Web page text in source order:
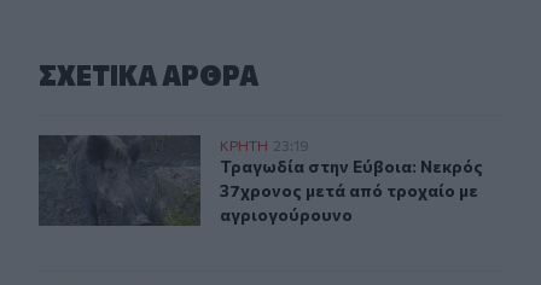
ΣΧΕΤΙΚA AΡΘΡΑ
Τραγωδία στην Εύβοια: Νεκρός 37χρονος μετά από
ΚΡΗΤΗ 23:19
Τραγωδία στην Εύβοια: Νεκρός
Τραγωδία στην Εύβοια: Νεκρός
37χρονος μετά από τροχαίο με
αγριογούρουνο